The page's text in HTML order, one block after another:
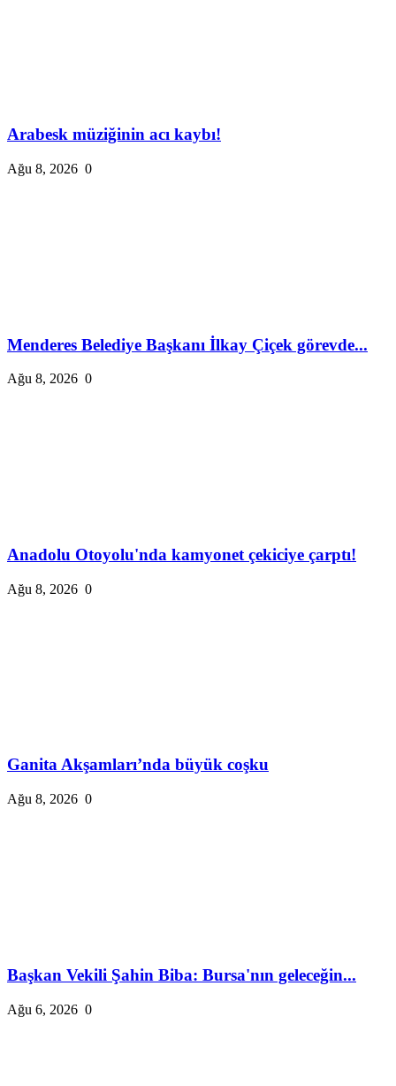
Arabesk müziğinin acı kaybı!
Ağu 8, 2026 0
Menderes Belediye Başkanı İlkay Çiçek görevde...
Ağu 8, 2026 0
Anadolu Otoyolu'nda kamyonet çekiciye çarptı!
Ağu 8, 2026 0
Ganita Akşamları’nda büyük coşku
Ağu 8, 2026 0
Başkan Vekili Şahin Biba: Bursa'nın geleceğin...
Ağu 6, 2026 0